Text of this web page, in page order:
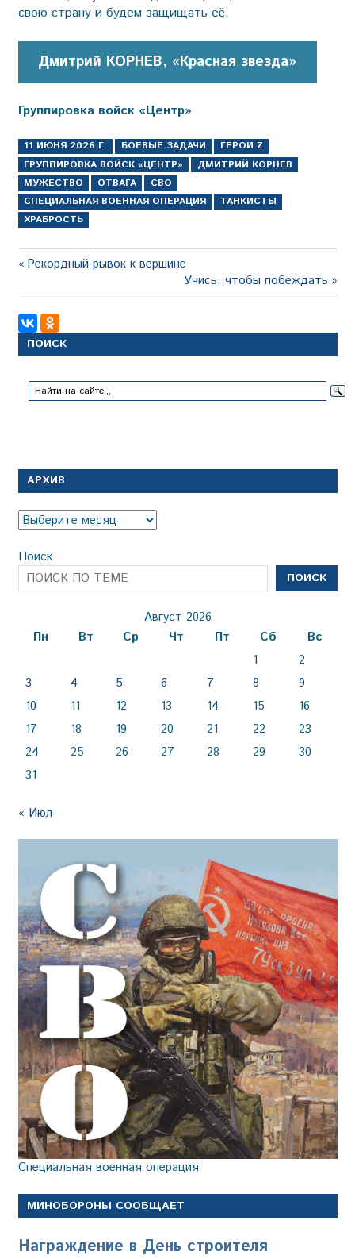
свою страну и будем защищать её.
Дмитрий КОРНЕВ, «Красная звезда»
Группировка войск «Центр»
11 ИЮНЯ 2026 Г. БОЕВЫЕ ЗАДАЧИ
ГЕРОИ Z
ГРУППИРОВКА ВОЙСК «ЦЕНТР»
ДМИТРИЙ КОРНЕВ
МУЖЕСТВО
ОТВАГА
СВО
СПЕЦИАЛЬНАЯ ВОЕННАЯ ОПЕРАЦИЯ
ТАНКИСТЫ
ХРАБРОСТЬ
Навигация
по
записям
Предыдущая
Рекордный рывок к вершине
Следующая
запись:
Учись, чтобы побеждать
ПОИСК
АРХИВ
Архив
Поиск
ПОИСК
Август 2026
Пн
Вт Ср Чт Пт Сб
Вс
1
2
3
4 5 6 7 8
9
10
11 12 13 14 15
16
17
18 19 20 21 22
23
24
25 26 27 28 29
30
31
« Июл
Специальная военная операция
МИНОБОРОНЫ СООБЩАЕТ
Награждение в День строителя